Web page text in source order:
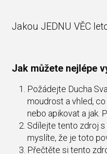
Jakou JEDNU VĚC
Jak můžete nejlépe
Požádejte Ducha
moudrost a vhled,
nebo apikovat a jak.
Sdílejte tento zdroj
myslíte, že je toto
Přečtěte si tento